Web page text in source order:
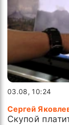
03.08, 10:24
Сергей
Скупой